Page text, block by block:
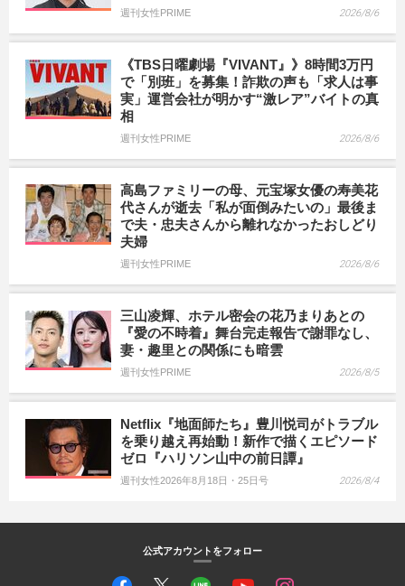
週刊女性PRIME 2026/8/6
《TBS日曜劇場『VIVANT』》8時間3万円
で「別班」を募集！詐欺の声も「求人は事
実」運営会社が明かす“激レア”バイトの真
相
週刊女性PRIME 2026/8/6
高島ファミリーの母、元宝塚女優の寿美花
代さんが逝去「私が面倒みたいの」最後ま
で夫・忠夫さんから離れなかったおしどり
夫婦
週刊女性PRIME 2026/8/6
三山凌輝、ホテル密会の花乃まりあとの
『愛の不時着』舞台完走報告で謝罪なし、
妻・趣里との関係にも暗雲
週刊女性PRIME 2026/8/5
Netflix『地面師たち』豊川悦司がトラブル
を乗り越え再始動！新作で描くエピソード
ゼロ『ハリソン山中の前日譚』
週刊女性2026年8月18日・25日号 2026/8/4
公式アカウントをフォロー